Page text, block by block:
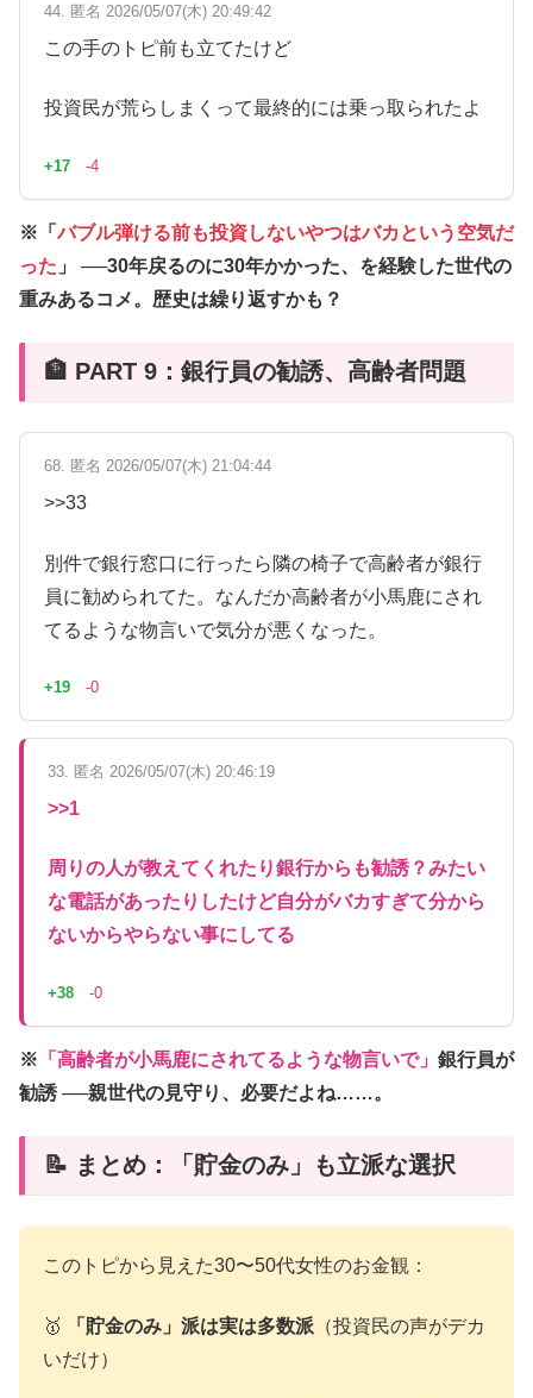
44. 匿名 2026/05/07(木) 20:49:42
この手のトピ前も立てたけど
投資民が荒らしまくって最終的には乗っ取られたよ
+17 -4
※「バブル弾ける前も投資しないやつはバカという空気だ
った 」 ──30年戻るのに30年かかった、を経験した世代の
重みあるコメ。歴史は繰り返すかも？
🏦 PART 9：銀行員の勧誘、高齢者問題
68. 匿名 2026/05/07(木) 21:04:44
>>33
別件で銀行窓口に行ったら隣の椅子で高齢者が銀行
員に勧められてた。なんだか高齢者が小馬鹿にされ
てるような物言いで気分が悪くなった。
+19 -0
33. 匿名 2026/05/07(木) 20:46:19
>>1
周りの人が教えてくれたり銀行からも勧誘？みたい
な電話があったりしたけど自分がバカすぎて分から
ないからやらない事にしてる
+38 -0
※ 「高齢者が小馬鹿にされてるような物言いで」 銀行員が
勧誘 ──親世代の見守り、必要だよね……。
📝 まとめ：「貯金のみ」も立派な選択
このトピから見えた30〜50代女性のお金観：
🥇 「貯金のみ」派は実は多数派 （投資民の声がデカ
いだけ）